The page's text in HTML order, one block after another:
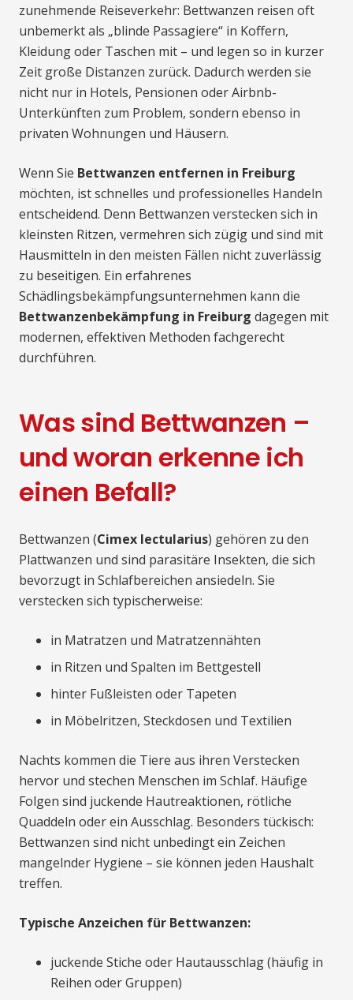
zunehmende Reiseverkehr: Bettwanzen reisen oft
unbemerkt als „blinde Passagiere“ in Koffern,
Kleidung oder Taschen mit – und legen so in kurzer
Zeit große Distanzen zurück. Dadurch werden sie
nicht nur in Hotels, Pensionen oder Airbnb-
Unterkünften zum Problem, sondern ebenso in
privaten Wohnungen und Häusern.
Wenn Sie Bettwanzen entfernen in Freiburg
möchten, ist schnelles und professionelles Handeln
entscheidend. Denn Bettwanzen verstecken sich in
kleinsten Ritzen, vermehren sich zügig und sind mit
Hausmitteln in den meisten Fällen nicht zuverlässig
zu beseitigen. Ein erfahrenes
Schädlingsbekämpfungsunternehmen kann die
Bettwanzenbekämpfung in Freiburg dagegen mit
modernen, effektiven Methoden fachgerecht
durchführen.
Was sind Bettwanzen –
und woran erkenne ich
einen Befall?
Bettwanzen (Cimex lectularius) gehören zu den
Plattwanzen und sind parasitäre Insekten, die sich
bevorzugt in Schlafbereichen ansiedeln. Sie
verstecken sich typischerweise:
in Matratzen und Matratzennähten
in Ritzen und Spalten im Bettgestell
hinter Fußleisten oder Tapeten
in Möbelritzen, Steckdosen und Textilien
Nachts kommen die Tiere aus ihren Verstecken
hervor und stechen Menschen im Schlaf. Häufige
Folgen sind juckende Hautreaktionen, rötliche
Quaddeln oder ein Ausschlag. Besonders tückisch:
Bettwanzen sind nicht unbedingt ein Zeichen
mangelnder Hygiene – sie können jeden Haushalt
treffen.
Typische Anzeichen für Bettwanzen:
juckende Stiche oder Hautausschlag (häufig in
Reihen oder Gruppen)